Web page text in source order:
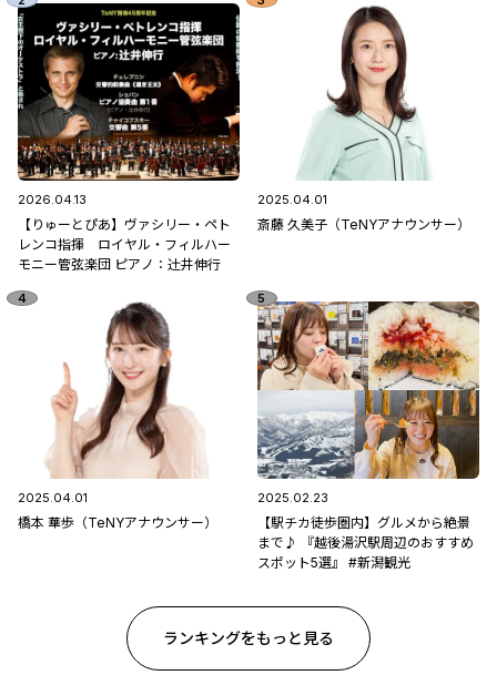
2026.04.13
【りゅーとぴあ】ヴァシリー・ペト
レンコ指揮 ロイヤル・フィルハー
モニー管弦楽団 ピアノ：辻󠄀井伸行
2025.04.01
斎藤 久美子（TeNYアナウンサー）
2025.04.01
橋本 華歩（TeNYアナウンサー）
2025.02.23
【駅チカ徒歩圏内】グルメから絶景
まで♪ 『越後湯沢駅周辺のおすすめ
スポット5選』 #新潟観光
ランキングをもっと見る